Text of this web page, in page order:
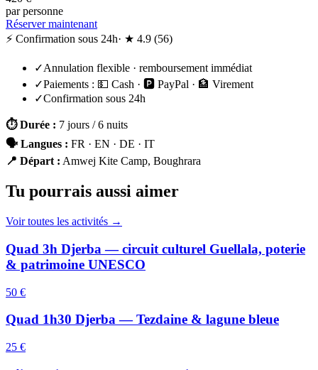
par personne
Réserver maintenant
⚡ Confirmation sous 24h· ★ 4.9 (56)
✓Annulation flexible · remboursement immédiat
✓Paiements : 💵 Cash · 🅿️ PayPal · 🏦 Virement
✓Confirmation sous 24h
⏱Durée : 7 jours / 6 nuits
🗣 Langues : FR · EN · DE · IT
📍 Départ: Amwej Kite Camp, Boughrara
Tu pourrais aussi aimer
Voir toutes les activités →
Quad 3h Djerba — circuit culturel Guellala, poterie
& patrimoine UNESCO
50 €
Quad 1h30 Djerba — Tezdaine & lagune bleue
25 €